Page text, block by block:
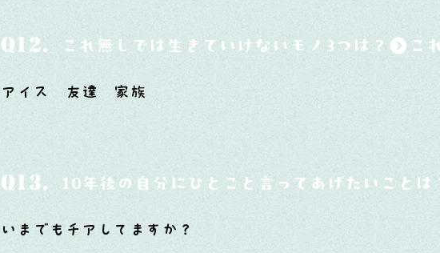
Q12. これ無しでは生きていけないモノ3つは？
アイス 友達 家族
Q13. 10年後の自分にひとこと言ってあげたいことは
いまでもチアしてますか？